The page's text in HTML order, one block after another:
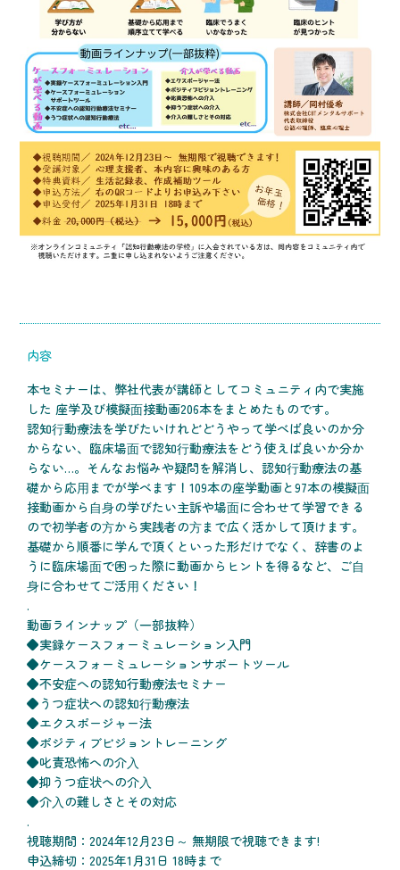
内容
本セミナーは、弊社代表が講師としてコミュニティ内で実施
した 座学及び模擬⾯接動画206本をまとめたものです。
認知⾏動療法を学びたいけれどどうやって学べば良いのか分
からない、臨床場⾯で認知⾏動療法をどう使えば良いか分か
らない…。そんなお悩みや疑問を解消し、認知⾏動療法の基
礎から応⽤までが学べます！109本の座学動画と97本の模擬⾯
接動画から⾃⾝の学びたい主訴や場⾯に合わせて学習できる
ので初学者の⽅から実践者の⽅まで広く活かして頂けます。
基礎から順番に学んで頂くといった形だけでなく、辞書のよ
うに臨床場⾯で困った際に動画からヒントを得るなど、ご⾃
⾝に合わせてご活⽤ください！
.
動画ラインナップ（一部抜粋）
◆実録ケースフォーミュレーション入門
◆ケースフォーミュレーションサポートツール
◆不安症への認知行動療法セミナー
◆うつ症状への認知⾏動療法
◆エクスポージャー法
◆ポジティブビジョントレーニング
◆叱責恐怖への介⼊
◆抑うつ症状への介⼊
◆介⼊の難しさとその対応
.
視聴期間：2024年12月23日～ 無期限で視聴できます!
申込締切：2025年1月31日 18時まで